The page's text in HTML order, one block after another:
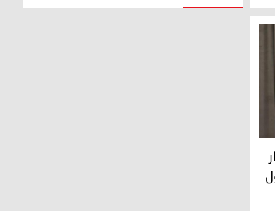
العراق من الوصول لمصاف الدول المتقدمة